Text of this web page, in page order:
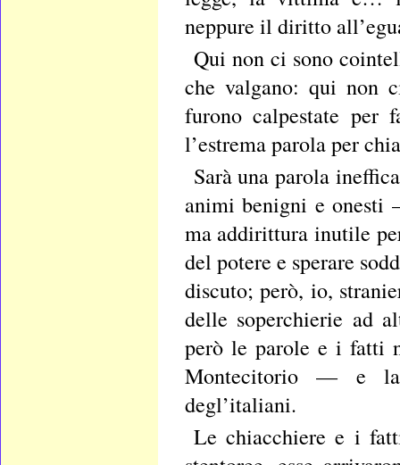
neppure il diritto
Qui non ci sono
che valgano: qui non
furono calpestate per
l’estrema parola per
Sarà una parola
animi benigni e
ma addirittura inutile
del potere e sperare
discuto; però, io,
delle soperchierie ad
però le parole e i fatti
Montecitorio — e la
degl’italiani.
Le chiacchiere e i